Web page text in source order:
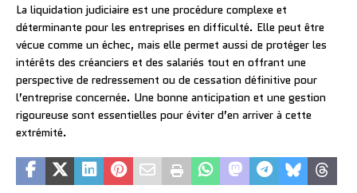
La liquidation judiciaire est une procédure complexe et
déterminante pour les entreprises en difficulté. Elle peut être
vécue comme un échec, mais elle permet aussi de protéger les
intérêts des créanciers et des salariés tout en offrant une
perspective de redressement ou de cessation définitive pour
l’entreprise concernée. Une bonne anticipation et une gestion
rigoureuse sont essentielles pour éviter d’en arriver à cette
extrémité.